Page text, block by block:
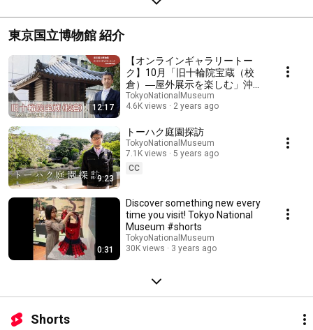
東京国立博物館 紹介
12:17
【オンラインギャラリートー
ク】10月「旧十輪院宝蔵（校
倉）―屋外展示を楽しむ」沖松
健次郎（日本絵画）
TokyoNationalMuseum
4.6K views
2 years ago
9:23
トーハク庭園探訪
TokyoNationalMuseum
7.1K views
5 years ago
CC
0:31
Discover something new every
time you visit! Tokyo National
Museum #shorts
TokyoNationalMuseum
30K views
3 years ago
Shorts